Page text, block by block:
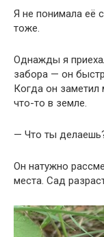
Я не понимала её
тоже.
Однажды я
забора — он
Когда он заметил
что-то в земле.
— Что ты
Он натужно
места. Сад